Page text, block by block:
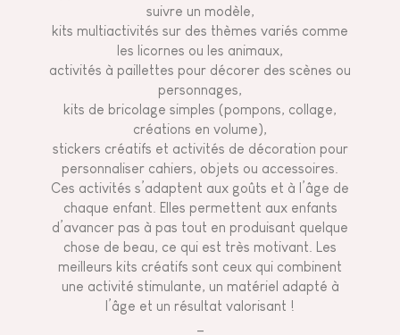
suivre un modèle,
kits multiactivités sur des thèmes variés comme
les licornes ou les animaux,
activités à paillettes pour décorer des scènes ou
personnages,
kits de bricolage simples (pompons, collage,
créations en volume),
stickers créatifs et activités de décoration pour
personnaliser cahiers, objets ou accessoires.
Ces activités s’adaptent aux goûts et à l’âge de
chaque enfant. Elles permettent aux enfants
d’avancer pas à pas tout en produisant quelque
chose de beau, ce qui est très motivant. Les
meilleurs kits créatifs sont ceux qui combinent
une activité stimulante, un matériel adapté à
l’âge et un résultat valorisant !